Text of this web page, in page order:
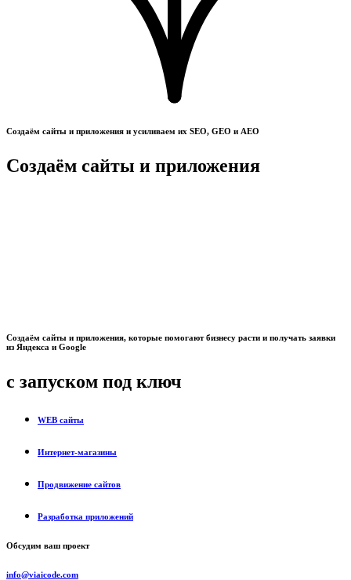
Создаём сайты и приложения и усиливаем их SEO, GEO и AEO
Создаём сайты и приложения
Создаём сайты и приложения, которые помогают бизнесу расти и получать заявки
из Яндекса и Google
с запуском под ключ
WEB сайты
Интернет-магазины
Продвижение сайтов
Разработка приложений
Обсудим ваш проект
info@viaicode.com